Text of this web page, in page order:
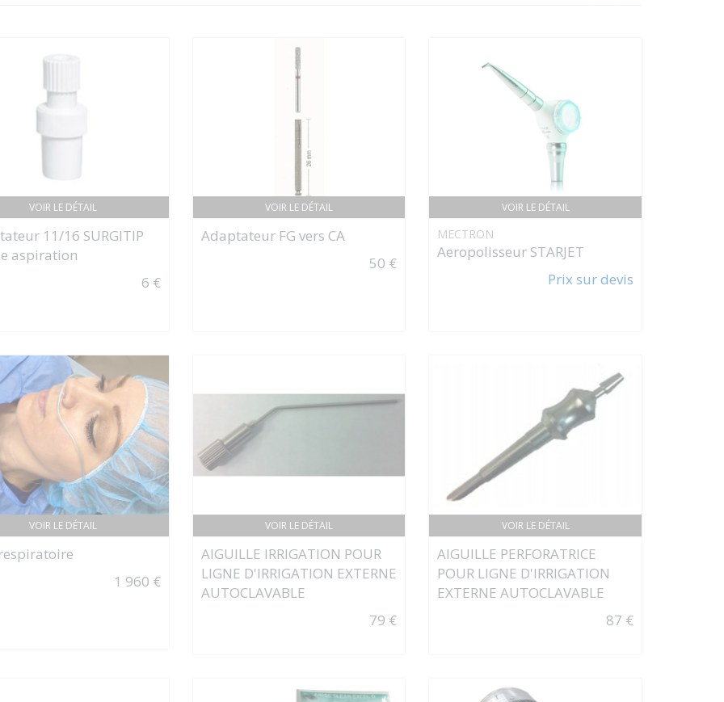
VOIR LE DÉTAIL
11/16 SURGITIP
aspiration
6 €
VOIR LE DÉTAIL
Adaptateur FG vers CA
50 €
VOIR LE DÉTAIL
MECTRON
Aeropolisseur STARJET
Prix sur devis
VOIR LE DÉTAIL
1 960 €
VOIR LE DÉTAIL
AIGUILLE IRRIGATION POUR
LIGNE D'IRRIGATION EXTERNE
AUTOCLAVABLE
79 €
VOIR LE DÉTAIL
AIGUILLE PERFORATRICE
POUR LIGNE D'IRRIGATION
EXTERNE AUTOCLAVABLE
87 €